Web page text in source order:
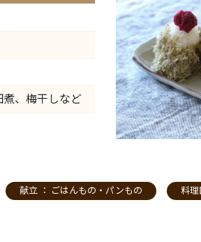
煮、梅干しなど
献立 ： ごはんもの・パンもの 料